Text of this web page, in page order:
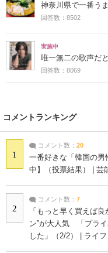
神奈川県で一番う
回答数：8502
実施中
唯一無二の歌声だ
回答数：8069
コメントランキング
1
コメント数： 20
一番好きな「韓国の男
中】（投票結果） | 芸
2
コメント数： 7
「もっと早く買えば
ン”が大人気 「プライ
した」（2/2） | ライ